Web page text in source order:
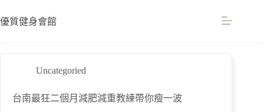
至
優質健身會館
Uncategoried
台南最狂二個月減肥減重教練帶你瘦一波